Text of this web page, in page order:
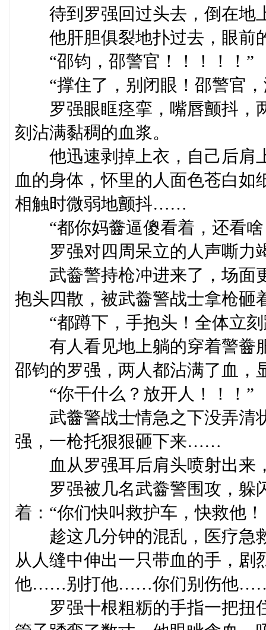
待到罗强回过头去，倒在地
他肝胆俱裂地扑过去，眼前
“邵钧，邵警官！！！！！”
“撑住了，别闭眼！邵警官
罗强眼眶痉挛，嘴唇颤抖，
刻沾满黏稠的血浆。
他迅速剥掉上衣，自己后肩
血的身体，怀里的人面色苍白
相触时微弱地颤抖……
“都你妈齤逼傻看着，还看啥
罗强对四周呆立的人声嘶力
武齤警持枪冲进来了，场面
抱头四散，被武齤警战士拿枪砸
“都蹲下，手抱头！全体立刻
有人看见地上躺的穿着警齤
邵钧的罗强，两人都沾满了血，
“你干什么？放开人！！！”
武齤警战士情急之下没弄清
强，一枪托狠狠砸下来……
血从罗强耳后肩头喷射出来
罗强被几名武齤警围攻，躲
着：“你们快叫救护车，快救他
趁这几分钟的混乱，医疗急
从人缝中伸出一只带血的手，
他……别打他……你们别伤他
罗强十根粗粝的手指一把扭